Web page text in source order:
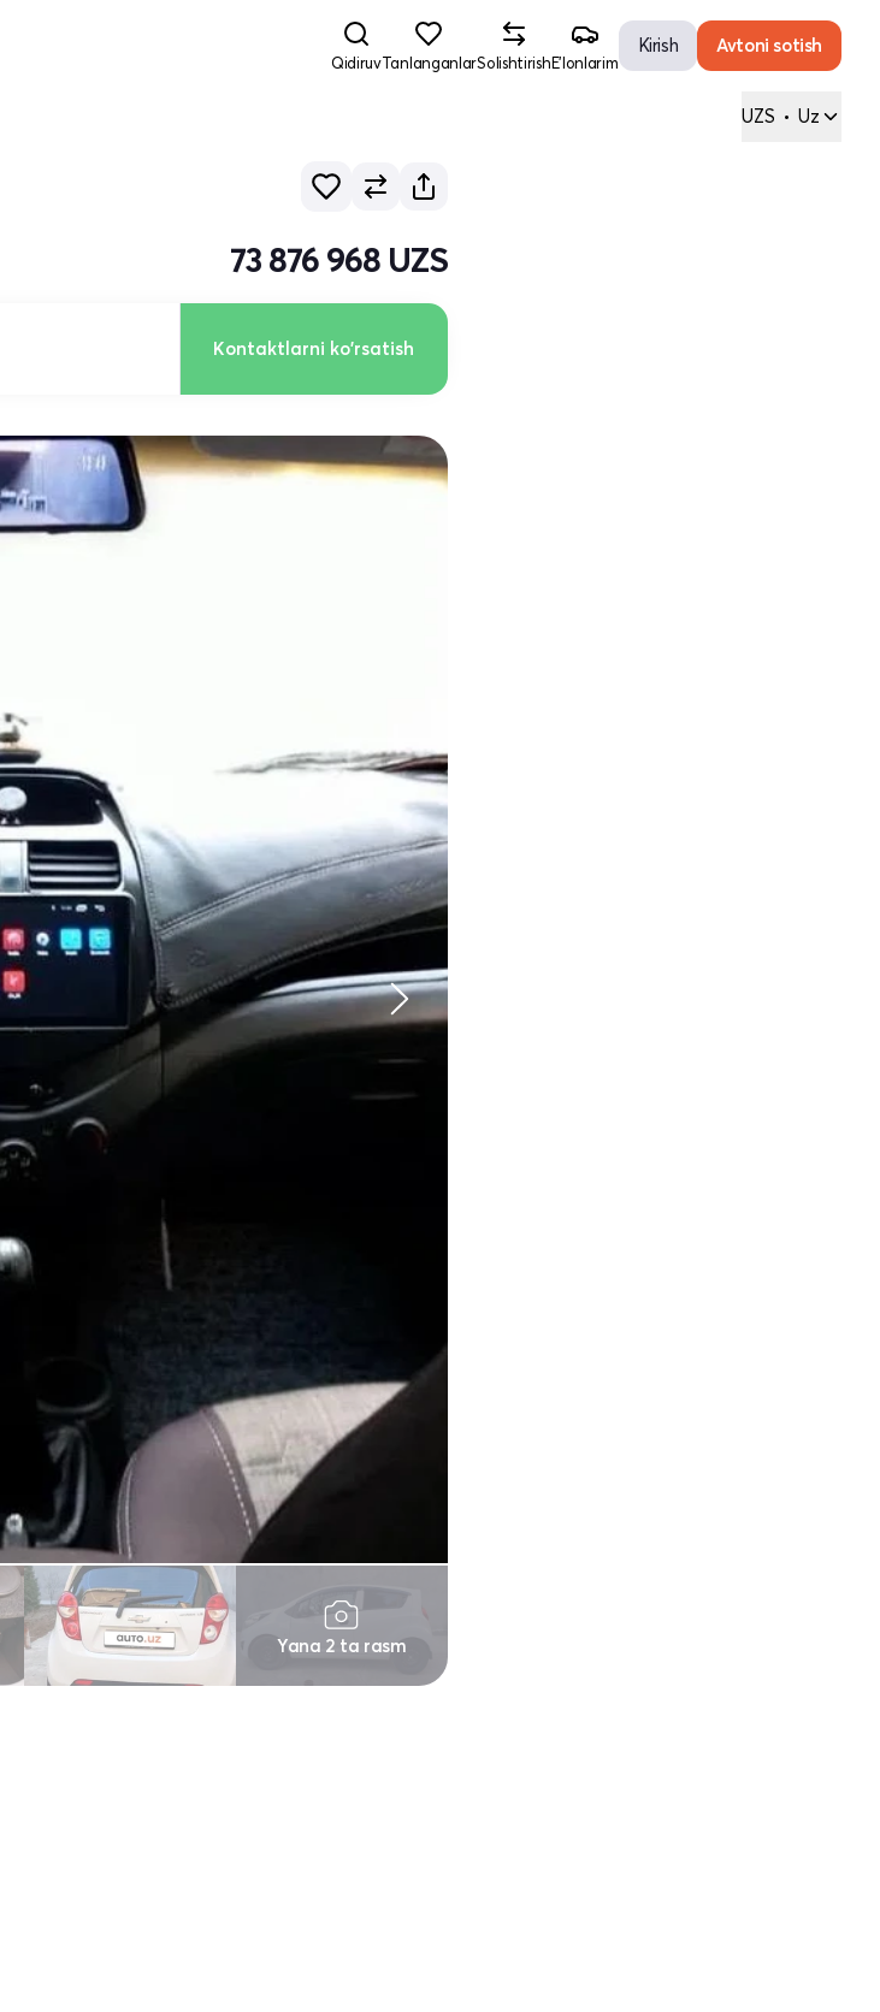
QidiruvTanlanganlarSolishtirishE'lonlarim
Kirish Avtoni sotish
UZS • Uz
73 876 968 UZS
Kontaktlarni ko'rsatish
Yana 2 ta rasm